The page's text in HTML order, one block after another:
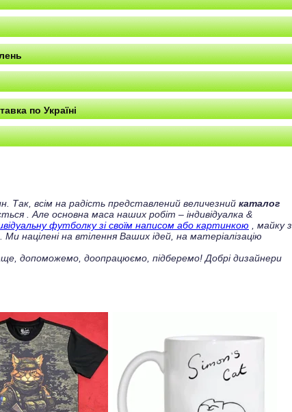
по Україні
всім на радість представлений величезний каталог
. Але основна маса наших робіт – індивідуалка &
футболку зі своїм написом або картинкою , майку з
націлені на втілення Ваших ідей, на матеріалізацію
допоможемо, доопрацюємо, підберемо! Добрі дизайнери